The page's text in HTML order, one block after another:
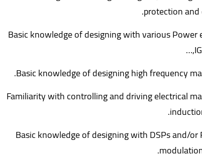
protection
Basic knowledge of designing with various Power
Basic knowledge of designing high frequency
Familiarity with controlling and driving electrical
Basic knowledge of designing with DSPs and/